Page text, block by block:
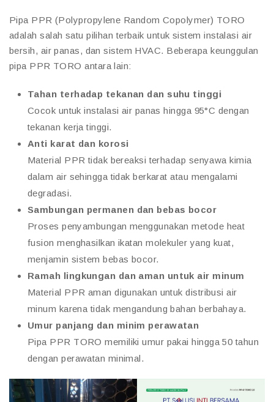
Pipa PPR (Polypropylene Random Copolymer) TORO
adalah salah satu pilihan terbaik untuk sistem instalasi air
bersih, air panas, dan sistem HVAC. Beberapa keunggulan
pipa PPR TORO antara lain:
Tahan terhadap tekanan dan suhu tinggi
Cocok untuk instalasi air panas hingga 95°C dengan
tekanan kerja tinggi.
Anti karat dan korosi
Material PPR tidak bereaksi terhadap senyawa kimia
dalam air sehingga tidak berkarat atau mengalami
degradasi.
Sambungan permanen dan bebas bocor
Proses penyambungan menggunakan metode heat
fusion menghasilkan ikatan molekuler yang kuat,
menjamin sistem bebas bocor.
Ramah lingkungan dan aman untuk air minum
Material PPR aman digunakan untuk distribusi air
minum karena tidak mengandung bahan berbahaya.
Umur panjang dan minim perawatan
Pipa PPR TORO memiliki umur pakai hingga 50 tahun
dengan perawatan minimal.